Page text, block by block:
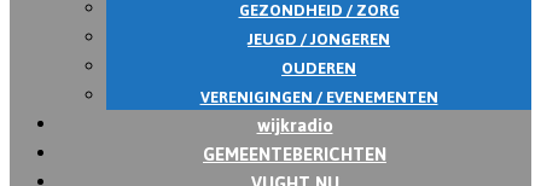
GEZONDHEID / ZORG
JEUGD / JONGEREN
OUDEREN
VERENIGINGEN / EVENEMENTEN
wijkradio
GEMEENTEBERICHTEN